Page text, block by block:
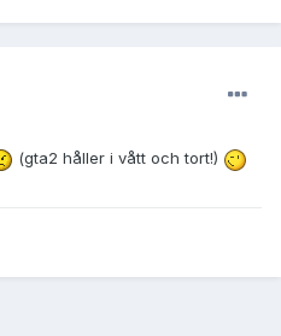
(gta2 håller i vått och tort!)